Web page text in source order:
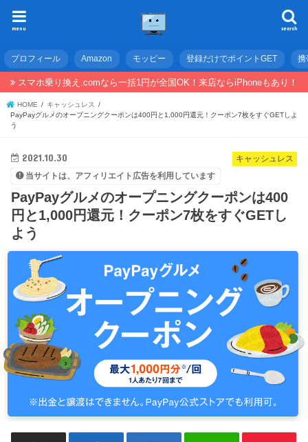
search
menu
プロフィール Amazon モッピー 登録だけでポイントGET 携
スマホ乗り換え.comなら一括1円が全国OK！来店ならiPhoneもあり！
HOME
キャッシュレス
PayPayグルメのオープニングクーポンは400円と1,000円還元！クーポン7枚をすぐGETしよ
う
キャッシュレス
2021.10.30
当サイトは、アフィリエイト広告を利用しています
PayPayグルメのオープニングクーポンは400
円と1,000円還元！クーポン7枚をすぐGETし
よう